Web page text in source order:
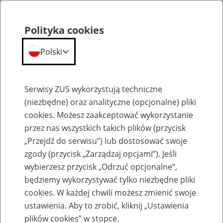
Emerytury
Baza zlikwidowanych lub
przekształconych zakładów pracy
Polityka cookies
Polski
Serwisy ZUS wykorzystują techniczne
(niezbędne) oraz analityczne (opcjonalne) pliki
cookies. Możesz zaakceptować wykorzystanie
przez nas wszystkich takich plików (przycisk
„Przejdź do serwisu”) lub dostosować swoje
zgody (przycisk „Zarządzaj opcjami”). Jeśli
wybierzesz przycisk „Odrzuć opcjonalne”,
będziemy wykorzystywać tylko niezbędne pliki
cookies. W każdej chwili możesz zmienić swoje
ustawienia. Aby to zrobić, kliknij „Ustawienia
plików cookies” w stopce.